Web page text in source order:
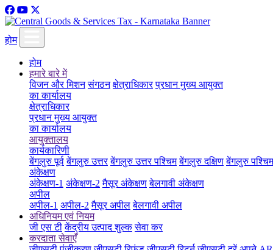
होम
होम
हमारे बारे में
विजन और मिशन संगठन क्षेत्राधिकार प्रधान मुख्य आयुक्त
का कार्यालय
क्षेत्राधिकार
प्रधान मुख्य आयुक्त
का कार्यालय
आयुक्तालय
कार्यकारिणी
बेंगलुरु पूर्व बेंगलुरु उत्तर बेंगलुरु उत्तर पश्चिम बेंगलुरु दक्षिण बेंगलुरु पश्चिम
अंकेक्षण
अंकेक्षण-1 अंकेक्षण-2 मैसूर अंकेक्षण बेलगावी अंकेक्षण
अपील
अपील-1 अपील-2 मैसूर अपील बेलगावी अपील
अधिनियम एवं नियम
जी एस टी केंद्रीय उत्पाद शुल्क सेवा कर
करदाता सेवाएँ